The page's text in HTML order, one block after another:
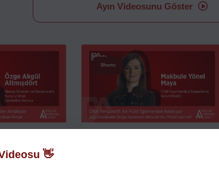
Ayın Videosunu Göster
Almak
EĞITMENLERI
Shorts
👋